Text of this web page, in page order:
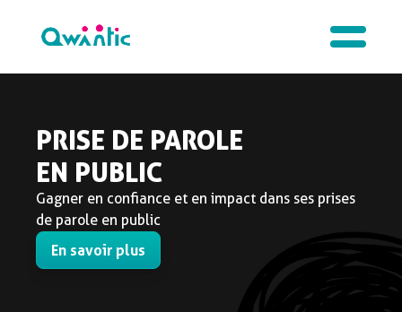
PRISE DE PAROLE
EN PUBLIC
Gagner en confiance et en impact dans ses prises
de parole en public
En savoir plus